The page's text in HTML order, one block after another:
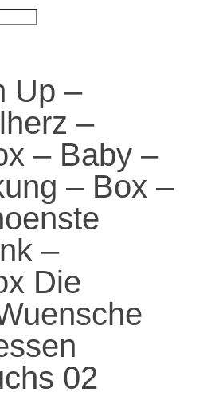
Up –
–
– Baby –
– Box –
–
Die
02